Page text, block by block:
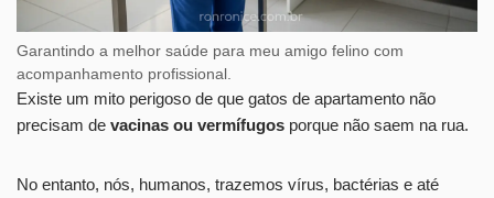
Garantindo a melhor saúde para meu amigo felino com
acompanhamento profissional.
Existe um mito perigoso de que gatos de apartamento não
precisam de vacinas ou vermífugos porque não saem na rua.
No entanto, nós, humanos, trazemos vírus, bactérias e até